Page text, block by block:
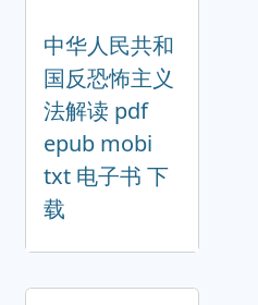
中华人民共和
国反恐怖主义
法解读 pdf
epub mobi
txt 电子书 下
载